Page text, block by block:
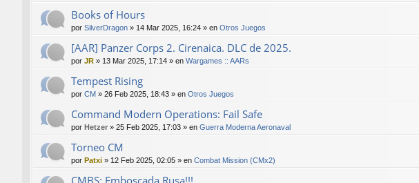
Books of Hours
por SilverDragon » 14 Mar 2025, 16:24 » en Otros Juegos
[AAR] Panzer Corps 2. Cirenaica. DLC de 2025.
por JR » 13 Mar 2025, 17:14 » en Wargames :: AARs
Tempest Rising
por CM » 26 Feb 2025, 18:43 » en Otros Juegos
Command Modern Operations: Fail Safe
por Hetzer » 25 Feb 2025, 17:03 » en Guerra Moderna Aeronaval
Torneo CM
por Patxi » 12 Feb 2025, 02:05 » en Combat Mission (CMx2)